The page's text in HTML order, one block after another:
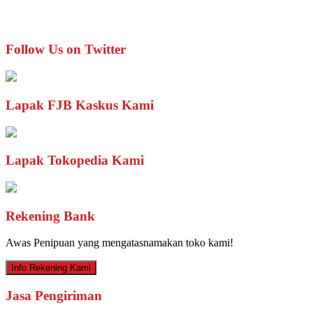
Follow Us on Twitter
Lapak FJB Kaskus Kami
Lapak Tokopedia Kami
Rekening Bank
Awas Penipuan yang mengatasnamakan toko kami!
Info Rekening Kami
Jasa Pengiriman